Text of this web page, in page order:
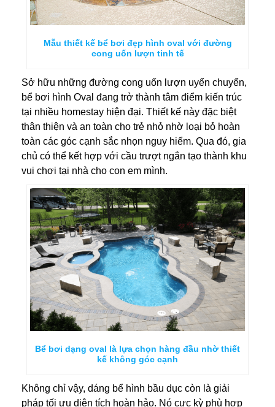
Mẫu thiết kế bể bơi đẹp hình oval với đường
cong uốn lượn tinh tế
Sở hữu những đường cong uốn lượn uyển chuyển,
bể bơi hình Oval đang trở thành tâm điểm kiến trúc
tại nhiều homestay hiện đại. Thiết kế này đặc biệt
thân thiện và an toàn cho trẻ nhỏ nhờ loại bỏ hoàn
toàn các góc cạnh sắc nhọn nguy hiểm. Qua đó, gia
chủ có thể kết hợp với cầu trượt ngắn tạo thành khu
vui chơi tại nhà cho con em mình.
Bể bơi dạng oval là lựa chọn hàng đầu nhờ thiết
kế không góc cạnh
Không chỉ vậy, dáng bể hình bầu dục còn là giải
pháp tối ưu diện tích hoàn hảo. Nó cực kỳ phù hợp